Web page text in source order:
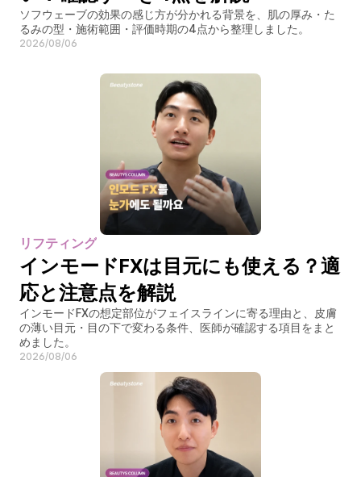
ソフウェーブの効果の感じ方が分かれる背景を、肌の厚み・た
るみの型・施術範囲・評価時期の4点から整理しました。
2026/08/06
リフティング
インモードFXは目元にも使える？適
応と注意点を解説
インモードFXの想定部位がフェイスラインに寄る理由と、皮膚
の薄い目元・目の下で変わる条件、医師が確認する項目をまと
めました。
2026/08/06